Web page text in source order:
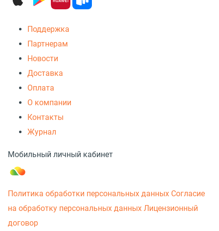
Поддержка
Партнерам
Новости
Доставка
Оплата
О компании
Контакты
Журнал
Мобильный личный кабинет
Политика обработки персональных данных Согласие
на обработку персональных данных Лицензионный
договор